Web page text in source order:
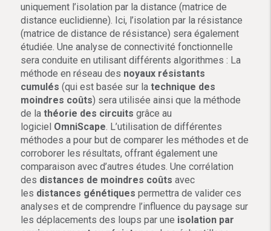
uniquement l’isolation par la distance (matrice de
distance euclidienne). Ici, l’isolation par la résistance
(matrice de distance de résistance) sera également
étudiée. Une analyse de connectivité fonctionnelle
sera conduite en utilisant différents algorithmes : La
méthode en réseau des noyaux résistants
cumulés (qui est basée sur la technique des
moindres coûts) sera utilisée ainsi que la méthode
de la théorie des circuits grâce au
logiciel OmniScape. L’utilisation de différentes
méthodes a pour but de comparer les méthodes et de
corroborer les résultats, offrant également une
comparaison avec d’autres études. Une corrélation
des distances de moindres coûts avec
les distances génétiques permettra de valider ces
analyses et de comprendre l’influence du paysage sur
les déplacements des loups par une isolation par